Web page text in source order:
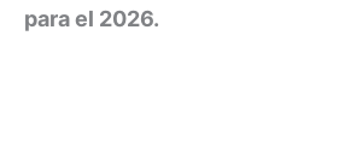
para el 2026.